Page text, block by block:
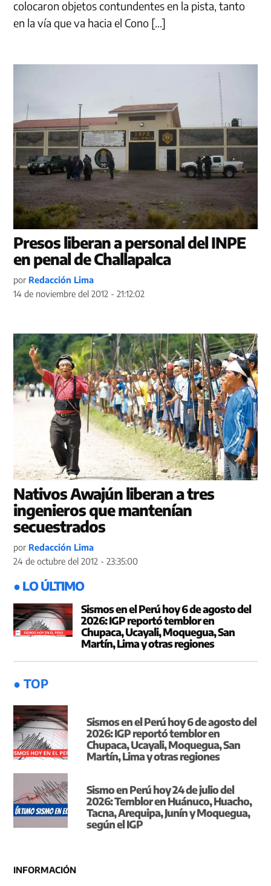
colocaron objetos contundentes en la pista, tanto
en la vía que va hacia el Cono […]
Presos liberan a personal del INPE
en penal de Challapalca
por Redacción Lima
14 de noviembre del 2012 - 21:12:02
Nativos Awajún liberan a tres
ingenieros que mantenían
secuestrados
por Redacción Lima
24 de octubre del 2012 - 23:35:00
● LO ÚLTIMO
Sismos en el Perú hoy 6 de agosto del
2026: IGP reportó temblor en
Chupaca, Ucayali, Moquegua, San
Martín, Lima y otras regiones
● TOP
Sismos en el Perú hoy 6 de agosto del
2026: IGP reportó temblor en
Chupaca, Ucayali, Moquegua, San
Martín, Lima y otras regiones
Sismo en Perú hoy 24 de julio del
2026: Temblor en Huánuco, Huacho,
Tacna, Arequipa, Junín y Moquegua,
según el IGP
INFORMACIÓN